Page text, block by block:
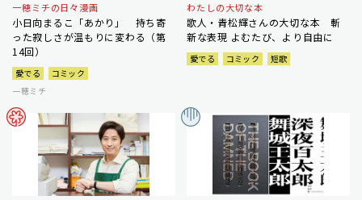
一穂ミチの日々漫画
小日向まるこ「あかり」 持ち寄
った寂しさが温もりに変わる（第
14回）
愛でる
コミック
一穂ミチ
わたしの大切な本
歌人・青松輝さんの大切な本 斬
新な表現 よむたび、より自由に
愛でる コミック 短歌